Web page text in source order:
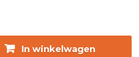
In winkelwagen